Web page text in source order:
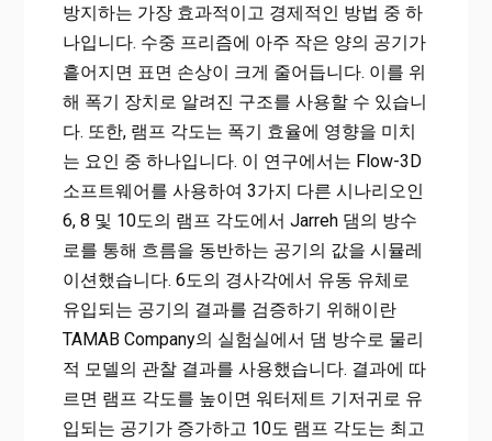
방지하는 가장 효과적이고 경제적인 방법 중 하
나입니다. 수중 프리즘에 아주 작은 양의 공기가
흩어지면 표면 손상이 크게 줄어듭니다. 이를 위
해 폭기 장치로 알려진 구조를 사용할 수 있습니
다. 또한, 램프 각도는 폭기 효율에 영향을 미치
는 요인 중 하나입니다. 이 연구에서는 Flow-3D
소프트웨어를 사용하여 3가지 다른 시나리오인
6, 8 및 10도의 램프 각도에서 Jarreh 댐의 방수
로를 통해 흐름을 동반하는 공기의 값을 시뮬레
이션했습니다. 6도의 경사각에서 유동 유체로
유입되는 공기의 결과를 검증하기 위해이란
TAMAB Company의 실험실에서 댐 방수로 물리
적 모델의 관찰 결과를 사용했습니다. 결과에 따
르면 램프 각도를 높이면 워터제트 기저귀로 유
입되는 공기가 증가하고 10도 램프 각도는 최고